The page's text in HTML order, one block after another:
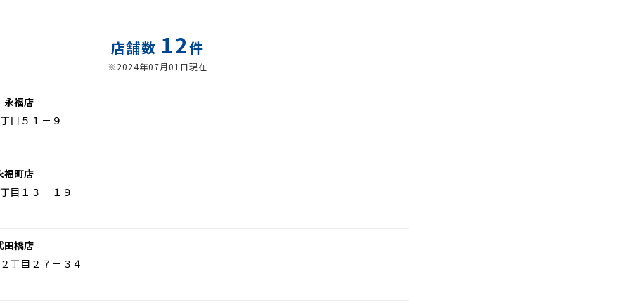
店舗数 12件
※2024年07月01日現在
福店
目５１－９
福町店
目１３－１９
田橋店
丁目２７－３４